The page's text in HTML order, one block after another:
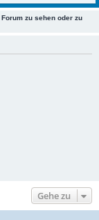
zu sehen oder zu
Gehe zu